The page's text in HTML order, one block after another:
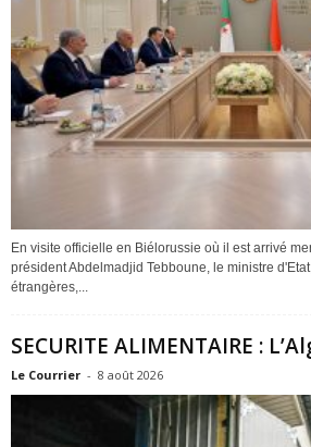
En visite officielle en Biélorussie où il est arrivé
président Abdelmadjid Tebboune, le ministre
étrangères,...
SECURITE ALIMENTAIRE :
Le Courrier - 8 août 2026